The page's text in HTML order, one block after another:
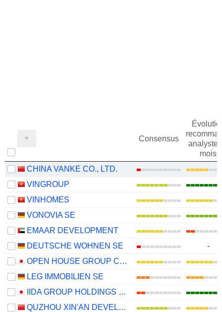
Consensus
mois
CHINA VANKE CO., LTD.
VINGROUP
VINHOMES
VONOVIA SE
EMAAR DEVELOPMENT
DEUTSCHE WOHNEN SE
-
OPEN HOUSE GROUP CO., LTD.
LEG IMMOBILIEN SE
IIDA GROUP HOLDINGS CO., LTD.
QUZHOU XIN'AN DEVELOPMENT CO., LTD.